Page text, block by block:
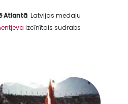
Atlantā Latvijas medaļu
izcīnītais sudrabs